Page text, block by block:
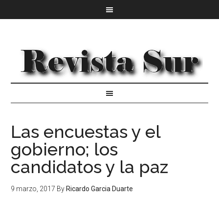
Las encuestas y el
gobierno; los
candidatos y la paz
9 marzo, 2017 By Ricardo Garcia Duarte